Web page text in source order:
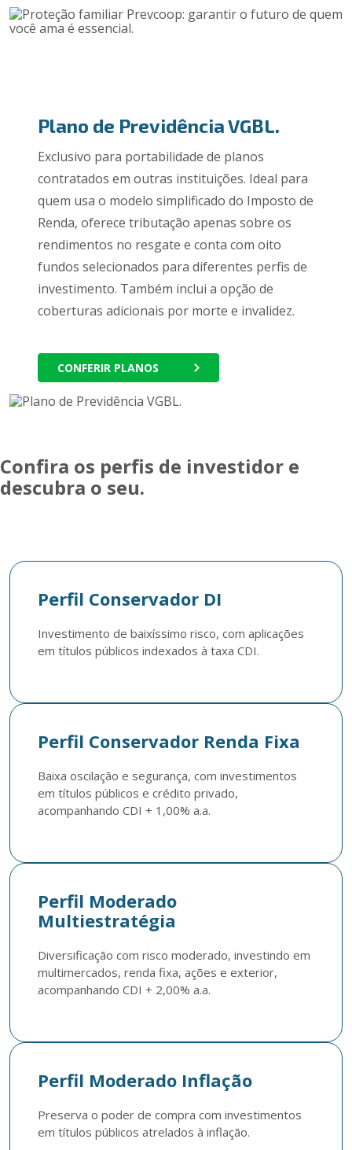
Plano de Previdência VGBL.
Exclusivo para portabilidade de planos
contratados em outras instituições. Ideal para
quem usa o modelo simplificado do Imposto de
Renda, oferece tributação apenas sobre os
rendimentos no resgate e conta com oito
fundos selecionados para diferentes perfis de
investimento. Também inclui a opção de
coberturas adicionais por morte e invalidez.
CONFERIR PLANOS
Confira os perfis de investidor e
descubra o seu.
Perfil Conservador DI
Investimento de baixíssimo risco, com aplicações
em títulos públicos indexados à taxa CDI.
Perfil Conservador Renda Fixa
Baixa oscilação e segurança, com investimentos
em títulos públicos e crédito privado,
acompanhando CDI + 1,00% a.a.
Perfil Moderado
Multiestratégia
Diversificação com risco moderado, investindo em
multimercados, renda fixa, ações e exterior,
acompanhando CDI + 2,00% a.a.
Perfil Moderado Inflação
Preserva o poder de compra com investimentos
em títulos públicos atrelados à inflação.